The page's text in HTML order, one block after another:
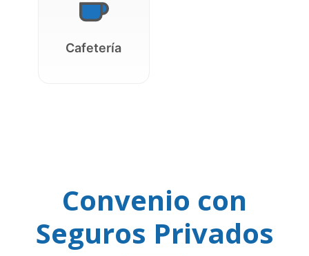
Cafetería
Convenio con
Seguros Privados